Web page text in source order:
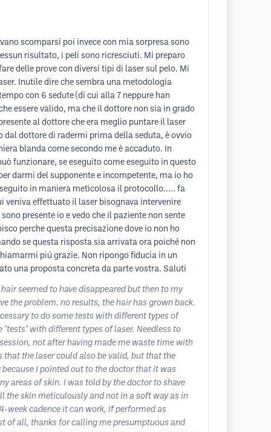
scomparsi poi invece con mia sorpresa sono
risultato, i peli sono ricresciuti. Mi preparo
delle prove con diversi tipi di laser sul pelo. Mi
Inutile dire che sembra una metodologia
con 6 sedute (di cui alla 7 neppure han
essere valido, ma che il dottore non sia in grado
al dottore che era meglio puntare il laser
dal dottore di radermi prima della seduta, è ovvio
blanda come secondo me è accaduto. In
funzionare, se eseguito come eseguito in questo
darmi del supponente e incompetente, ma io ho
in maniera meticolosa il protocollo..... fa
veniva effettuato il laser bisognava intervenire
presente io e vedo che il paziente non sente
perche questa precisazione dove io non ho
se questa risposta sia arrivata ora poiché non
piú grazie. Non ripongo fiducia in un
una proposta concreta da parte vostra. Saluti
seemed to have disappeared but then to my
the problem. no results, the hair has grown back.
to do some tests with different types of
with different types of laser. Needless to
not after having made me waste time with
that the laser could also be valid, but that the
I pointed out to the doctor that it was
areas of skin. I was told by the doctor to shave
the skin meticulously and not in a soft way as in
week cadence it can work, if performed as
of all, thanks for calling me presumptuous and